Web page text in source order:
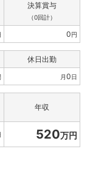
決算賞与
（0回計）
0円
休日出勤
月0日
年収
520万円